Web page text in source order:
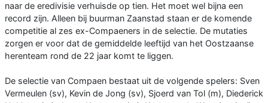
naar de eredivisie verhuisde op tien. Het moet wel bijna een
record zijn. Alleen bij buurman Zaanstad staan er de komende
competitie al zes ex-Compaeners in de selectie. De mutaties
zorgen er voor dat de gemiddelde leeftijd van het Oostzaanse
herenteam rond de 22 jaar komt te liggen.
De selectie van Compaen bestaat uit de volgende spelers: Sven
Vermeulen (sv), Kevin de Jong (sv), Sjoerd van Tol (m), Diederick